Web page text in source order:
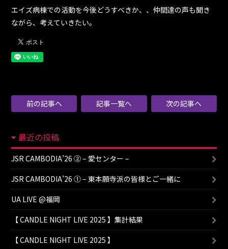
エイズ病棟での活動を今後どうすべきか、、仲間達の声も聞き
ながら、考えていきたい。
前の記事へ 記事一覧へ 次の記事へ
最近の投稿
JSR CAMBODIA’26 ② – 愛センター –
JSR CAMBODIA’26 ① – 東本願寺派の皆様とご一緒に
UA LIVE @福岡
【 CANDLE NIGHT LIVE 2025 】集計結果
【 CANDLE NIGHT LIVE 2025 】